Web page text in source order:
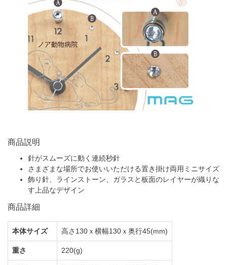
商品説明
針がスムーズに動く連続秒針
さまざまな場所でお使いいただける置き掛け両用ミニサイズ
飾り針、ラインストーン、ガラスと板面のレイヤーが織りな
す上品なデザイン
商品詳細
本体サイズ 高さ130ｘ横幅130ｘ奥行45(mm)
重さ 220(g)